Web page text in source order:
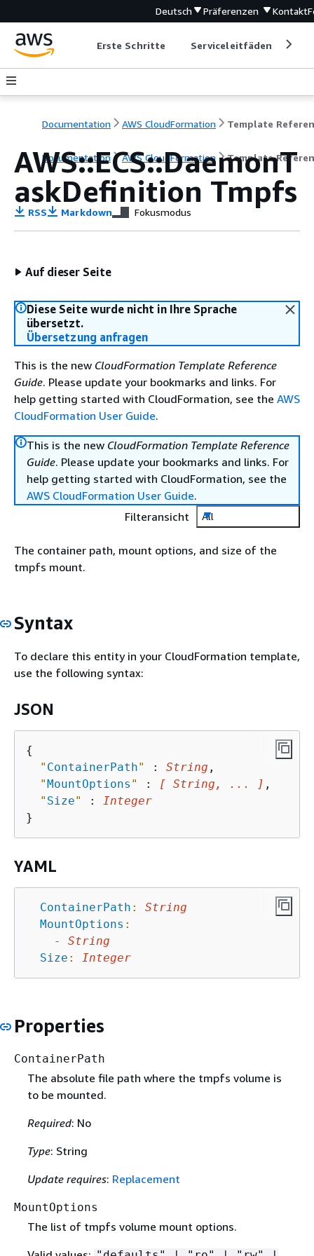
Deutsch Präferenzen Kontakt
Erste Schritte Serviceleitfäden
Documentation AWS CloudFormation Template
Documentation AWS CloudFormation Template
AWS::ECS::DaemonT
askDefinition Tmpfs
RSS Markdown Fokusmodus
Auf dieser Seite
Diese Seite wurde nicht in Ihre Sprache
übersetzt.
Übersetzung anfragen
This is the new CloudFormation Template Reference
Guide. Please update your bookmarks and links. For
help getting started with CloudFormation, see the AWS
CloudFormation User Guide.
This is the new CloudFormation Template Reference
Guide. Please update your bookmarks and links. For
help getting started with CloudFormation, see the
AWS CloudFormation User Guide.
Filteransicht
All
The container path, mount options, and size of the
tmpfs mount.
Syntax
To declare this entity in your CloudFormation template,
use the following syntax:
JSON
{
" ContainerPath" : String ,
"MountOptions " : [ String, ... ] ,
" Size" :
Integer
YAML
ContainerPath :
String
MountOptions :
-
String
Size : Integer
Properties
ContainerPath
The absolute file path where the tmpfs volume is
to be mounted.
Required: No
Type: String
Update requires: Replacement
MountOptions
The list of tmpfs volume mount options.